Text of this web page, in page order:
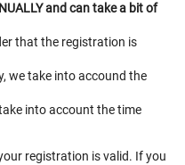
and can take a bit of
that the registration is
we take into accound the
into account the time
registration is valid. If you